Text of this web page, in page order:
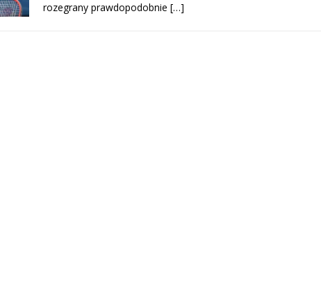
rozegrany prawdopodobnie […]